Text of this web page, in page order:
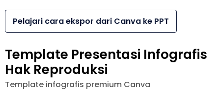
Pelajari cara ekspor dari Canva ke PPT
Template Presentasi Infografis
Hak Reproduksi
Template infografis premium Canva